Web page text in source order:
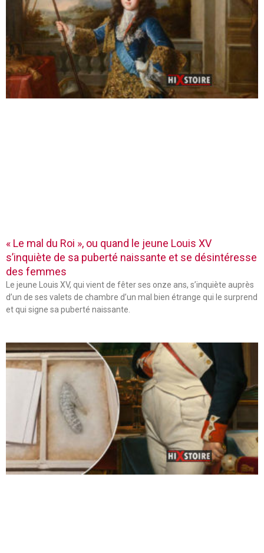
« Le mal du Roi », ou quand le jeune Louis XV
s’inquiète de sa puberté naissante et se désintéresse
des femmes
Le jeune Louis XV, qui vient de fêter ses onze ans, s’inquiète auprès
d’un de ses valets de chambre d’un mal bien étrange qui le surprend
et qui signe sa puberté naissante.